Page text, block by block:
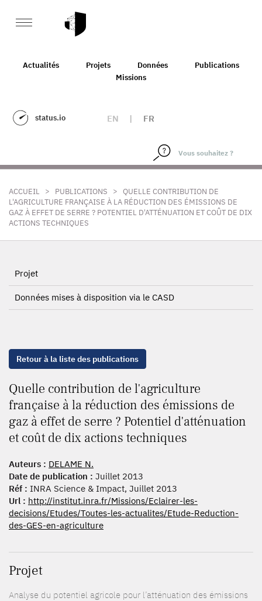
Actualités Projets Données
Publications
Missions
status.io EN | FR
ACCUEIL > PUBLICATIONS > QUELLE CONTRIBUTION DE
L'AGRICULTURE FRANÇAISE À LA RÉDUCTION DES ÉMISSIONS DE
GAZ À EFFET DE SERRE ? POTENTIEL D'ATTÉNUATION ET COÛT DE DIX
ACTIONS TECHNIQUES
Projet
Données mises à disposition via le CASD
Retour à la liste des publications
Quelle contribution de l'agriculture
française à la réduction des émissions de
gaz à effet de serre ? Potentiel d'atténuation
et coût de dix actions techniques
Auteurs : DELAME N.
Date de publication : Juillet 2013
Réf : INRA Science & Impact, Juillet 2013
Url : http://institut.inra.fr/Missions/Eclairer-les-
decisions/Etudes/Toutes-les-actualites/Etude-Reduction-
des-GES-en-agriculture
Projet
Analyse du potentiel agricole pour l’atténuation des émissions